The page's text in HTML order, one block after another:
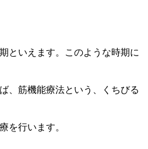
といえます。このような時期に
、筋機能療法という、くちびる
を行います。